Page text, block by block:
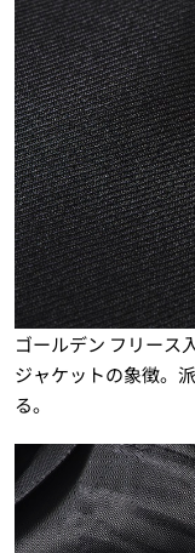
ゴールデン フリース
ジャケットの象徴。
る。